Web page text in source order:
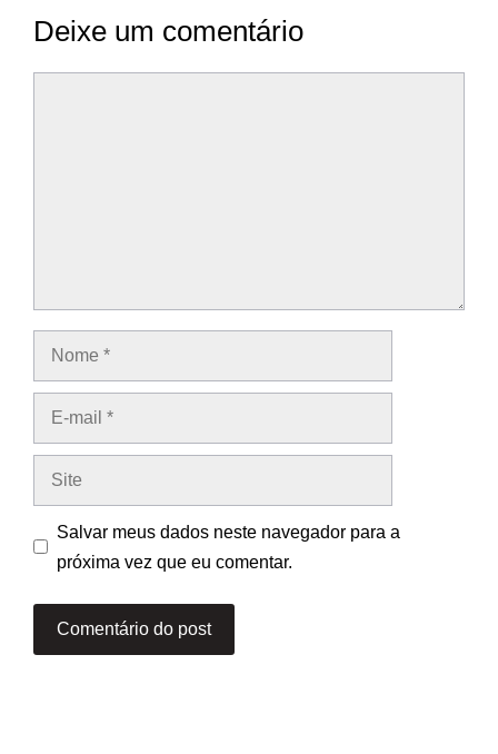
Deixe um comentário
Nome
Site
Salvar meus dados neste navegador para a
próxima vez que eu comentar.